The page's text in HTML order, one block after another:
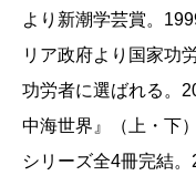
より新潮学芸賞。
リア政府より国家功
功労者に選ばれる。
中海世界』（上・下
シリーズ全4冊完結